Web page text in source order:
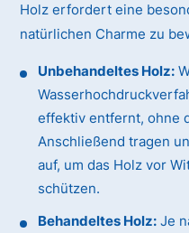
Holz erfordert eine
natürlichen Charme zu
Unbehandeltes Holz:
effektiv entfernt, ohne
Anschließend tragen
auf, um das Holz vor
schützen.
Behandeltes Holz: Je